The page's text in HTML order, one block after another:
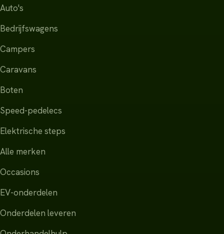
Auto's
Bedrijfswagens
Campers
Caravans
Boten
Speed-pedelecs
Elektrische steps
Alle merken
Occasions
EV-onderdelen
Onderdelen leveren